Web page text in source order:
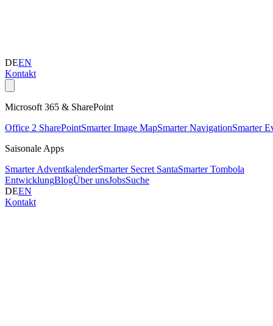
DEEN
Kontakt
Microsoft 365 & SharePoint
Office 2 SharePointSmarter Image MapSmarter NavigationSmarter
Saisonale Apps
Smarter AdventkalenderSmarter Secret SantaSmarter Tombola
EntwicklungBlogÜber unsJobsSuche
DEEN
Kontakt